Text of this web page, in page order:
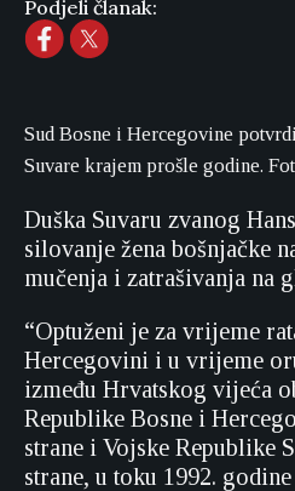
Podjeli članak:
Sud Bosne i Hercegovine
Suvare krajem prošle godine.
Duška Suvaru zvanog
silovanje žena bošnjačke
mučenja i zatrašivanja na
“Optuženi je za vrijeme
Hercegovini i u vrijeme
između Hrvatskog vijeća
Republike Bosne i
strane i Vojske Republike
strane, u toku 1992.